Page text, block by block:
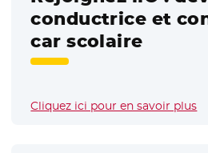
conductrice et
car scolaire
Cliquez ici pour en savoir plus